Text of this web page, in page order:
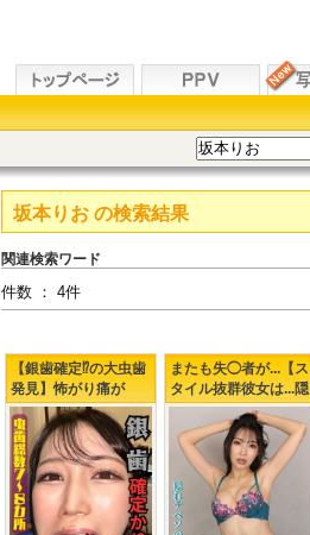
坂本りお の検索結果
関連検索ワード
件数 ： 4件
【銀歯確定⁉の大虫歯
発見】怖がり痛が
り、りおちゃんの右
下３連掘削治療
またも失◯者が...【ス
タイル抜群彼女は...隠
れデベソのおそれア
リ...】逆立ち得意の悲
劇のヒロイン( ；∀；)